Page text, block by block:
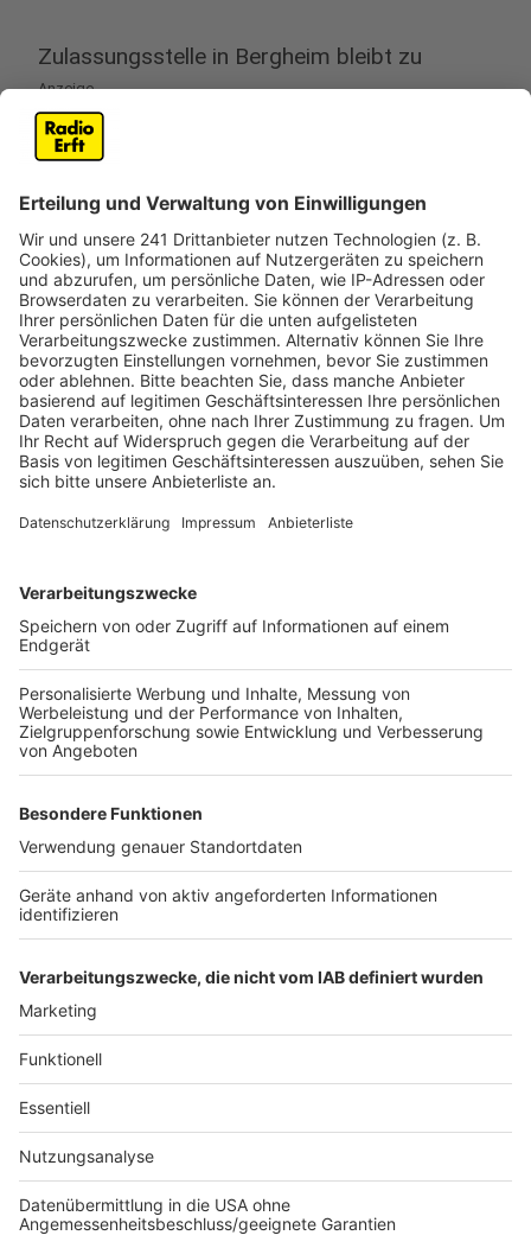
Zulassungsstelle in Bergheim bleibt zu
Anzeige
vom Warnstreik im öffentlichen Dienst betroffen.
Nach Angaben des Kreises bleibt die Zulassungsstelle
in Bergheim am Donnerstag kurzfristig geschlossen.
Die Zulassungsstelle in Hürth arbeitet in einem
Notbetrieb weiter. Alle mit einem dringenden Anliegen
werden gebeten, einen Termin in Hürth zu vereinbaren.
Dort kann es aber wegen des Warnstreiks zu längeren
Wartezeiten kommen. Gleiches gilt auch für die
Führerscheinstelle des Rhein-Erft-Kreises in Bergheim.
Anzeige
Anzeige
möglicherweise auch bei der Stadtverwaltung Kerpen
und den städtischen Außenstellen. Hier wurden die
Mitarbeiter der Stadt von der komba Gewerkschaft
ganztägigen Warnstreik aufgerufen. Davon können
auch die städtischen Kindertageseinrichtungen
betroffen sein. Es müsse mit
Betreuungseinschränkungen gerechnet werden. Eltern
sollten sich daher bitte darauf einstellen, heißt es von
der Stadt.
Anzeige
Anzeige